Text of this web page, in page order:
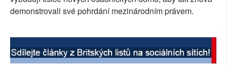
demonstrovali své pohrdání mezinárodním právem.